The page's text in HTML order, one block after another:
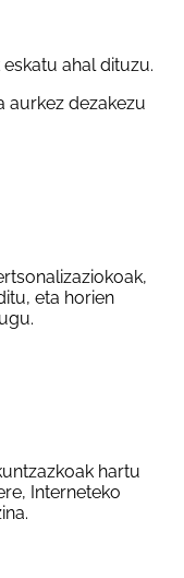
ahal dituzu.
aurkez dezakezu
eta horien
hartu
Interneteko